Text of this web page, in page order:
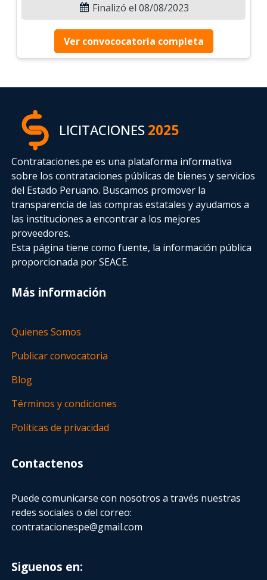
Finalizó el 08/08/2023
Ver convococatoria completa
LICITACIONES2025
Contrataciones.pe es una plataforma informativa
sobre los contrataciones públicas de bienes y servicios
del Estado Peruano. Buscamos promover la
transparencia de las compras estatalesy ayudamos a
las instituciones a encontrar a los mejores
proveedores.
Esta página tiene como fuente, la información pública
proporcionada por SEACE.
Más información
Quienes Somos
Publicar convocatoria
Blog
Términos y condiciones
Políticas de privacidad
Contactenos
Puede comunicarse con nosotros a través nuestras
redes sociales o del correo:
contratacionespe@gmail.com
Siguenos en: